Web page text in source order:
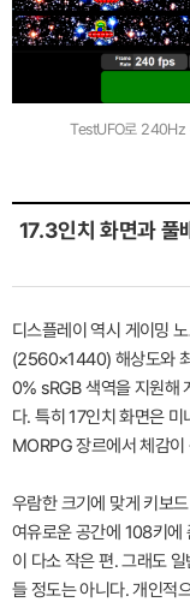
TestUFO로 240Hz
17.3인치 화면과 풀
디스플레이 역시 게이밍
(2560×1440) 해상도와
0% sRGB 색역을 지원해
다. 특히 17인치 화면은
MORPG 장르에서 체감이
우람한 크기에 맞게 키보
여유로운 공간에 108키에
이 다소 작은 편. 그래도
들 정도는 아니다. 개인적